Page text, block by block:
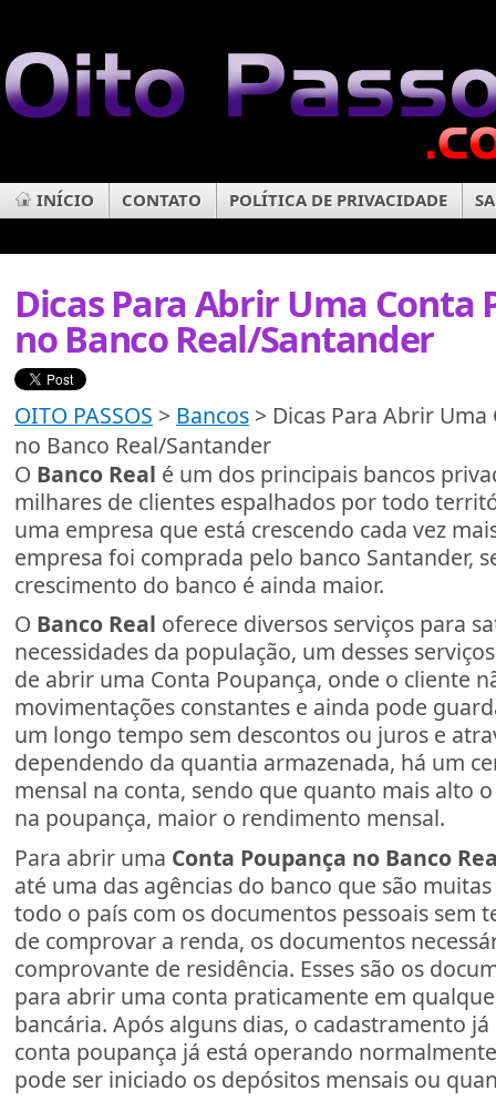
INÍCIO CONTATO POLÍTICA DE PRIVACIDADE
Dicas Para Abrir Uma Conta
no Banco Real/Santander
OITO PASSOS > Bancos > Dicas Para Abrir
no Banco Real/Santander
O Banco Real é um dos principais bancos
milhares de clientes espalhados por todo
uma empresa que está crescendo cada vez
empresa foi comprada pelo banco Santander,
crescimento do banco é ainda maior.
O Banco Real oferece diversos serviços para
necessidades da população, um desses
de abrir uma Conta Poupança, onde o cliente
movimentações constantes e ainda pode
um longo tempo sem descontos ou juros e
dependendo da quantia armazenada, há um
mensal na conta, sendo que quanto mais alto
na poupança, maior o rendimento mensal.
Para abrir uma Conta Poupança no Banco
até uma das agências do banco que são
todo o país com os documentos pessoais sem
de comprovar a renda, os documentos
comprovante de residência. Esses são os
para abrir uma conta praticamente em
bancária. Após alguns dias, o cadastramento
conta poupança já está operando
pode ser iniciado os depósitos mensais ou